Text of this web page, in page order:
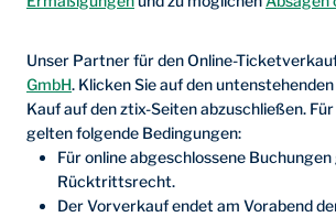
Unser Partner für den Online-
GmbH. Klicken Sie auf den
Kauf auf den ztix-Seiten abzuschließen.
gelten folgende Bedingungen:
Für online abgeschlossene
Rücktrittsrecht.
Der Vorverkauf endet am Vorabend